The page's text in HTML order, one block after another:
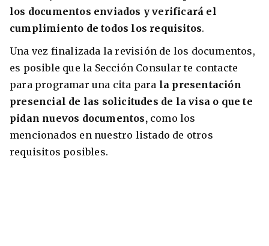
los documentos enviados y verificará el
cumplimiento de todos los requisitos.
Una vez finalizada la revisión de los documentos,
es posible que la Sección Consular te contacte
para programar una cita para la presentación
presencial de las solicitudes de la visa o que te
pidan nuevos documentos, como los
mencionados en nuestro listado de otros
requisitos posibles.